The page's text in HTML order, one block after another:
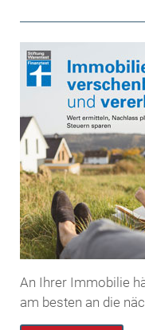
An Ihrer Immobilie
am besten an die